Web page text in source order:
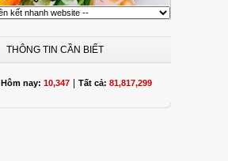
THÔNG TIN CẦN BIẾT
Hôm nay: 10,347 Tất cả: 81,817,299